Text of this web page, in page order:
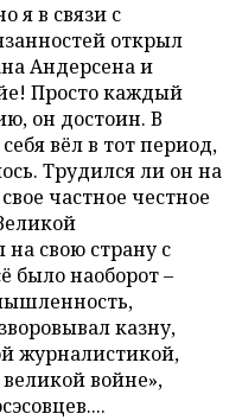
я в связи с
открыл
Андерсена и
Просто каждый
он достоин. В
вёл в тот период,
Трудился ли он на
частное честное
на свою страну с
было наоборот –
казну,
журналистикой,
войне»,